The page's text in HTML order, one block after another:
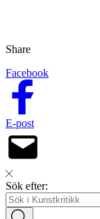
Share
Facebook
E-post
Sök efter: